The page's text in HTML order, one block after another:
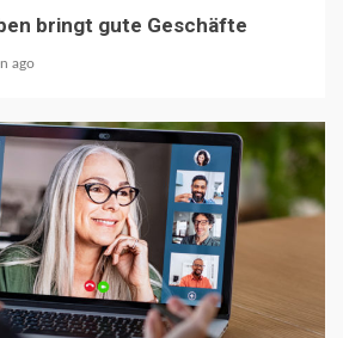
bringt gute Geschäfte
ago